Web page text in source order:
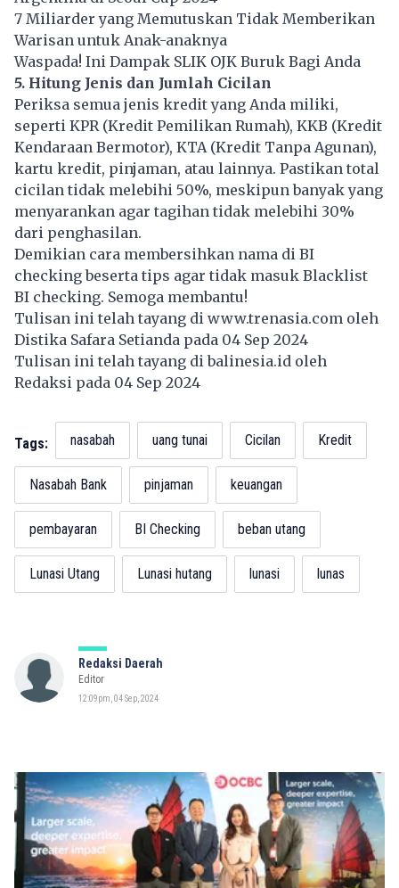
7 Miliarder yang Memutuskan Tidak Memberikan
Warisan untuk Anak-anaknya
Waspada! Ini Dampak SLIK OJK Buruk Bagi Anda
5. Hitung Jenis dan Jumlah Cicilan
Periksa semua jenis kredit yang Anda miliki,
seperti KPR (Kredit Pemilikan Rumah), KKB (Kredit
Kendaraan Bermotor), KTA (Kredit Tanpa Agunan),
kartu kredit, pinjaman, atau lainnya. Pastikan total
cicilan tidak melebihi 50%, meskipun banyak yang
menyarankan agar tagihan tidak melebihi 30%
dari penghasilan.
Demikian cara membersihkan nama di BI
checking beserta tips agar tidak masuk Blacklist
BI checking. Semoga membantu!
Tulisan ini telah tayang di www.trenasia.com oleh
Distika Safara Setianda pada 04 Sep 2024
Tulisan ini telah tayang dibalinesia.id oleh
Redaksi pada 04 Sep 2024
Tags: nasabah uang tunai Cicilan Kredit
Nasabah Bank pinjaman keuangan
pembayaran BI Checking beban utang
Lunasi Utang Lunasi hutang lunasi lunas
Redaksi Daerah
Editor
12:09pm, 04 Sep, 2024